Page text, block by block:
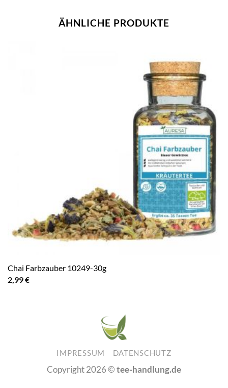
ÄHNLICHE PRODUKTE
Chai Farbzauber 10249-30g
2,99€
IMPRESSUM DATENSCHUTZ
Copyright 2026 ©tee-handlung.de